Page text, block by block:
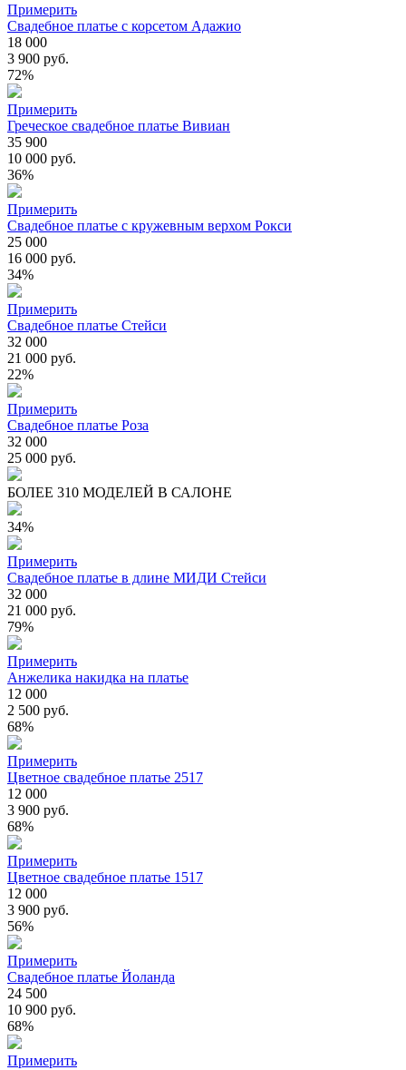
Примерить
Свадебное платье с корсетом Адажио
18 000
3 900 руб.
72%
Примерить
Греческое свадебное платье Вивиан
35 900
10 000 руб.
36%
Примерить
Свадебное платье с кружевным верхом Рокси
25 000
16 000 руб.
34%
Примерить
Свадебное платье Стейси
32 000
21 000 руб.
22%
Примерить
Свадебное платье Роза
32 000
25 000 руб.
БОЛЕЕ 310 МОДЕЛЕЙ В САЛОНЕ
34%
Примерить
Свадебное платье в длине МИДИ Стейси
32 000
21 000 руб.
79%
Примерить
Анжелика накидка на платье
12 000
2 500 руб.
68%
Примерить
Цветное свадебное платье 2517
12 000
3 900 руб.
68%
Примерить
Цветное свадебное платье 1517
12 000
3 900 руб.
56%
Примерить
Свадебное платье Йоланда
24 500
10 900 руб.
68%
Примерить